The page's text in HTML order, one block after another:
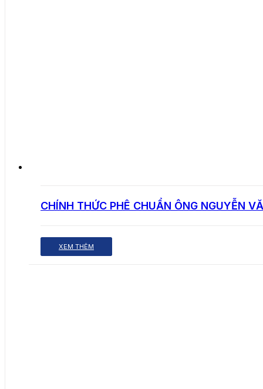
CHÍNH THỨC PHÊ CHUẨN ÔNG NGUYỄN
XEM THÊM